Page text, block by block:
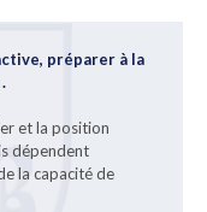
préparer à la
et la position
dépendent
la capacité de